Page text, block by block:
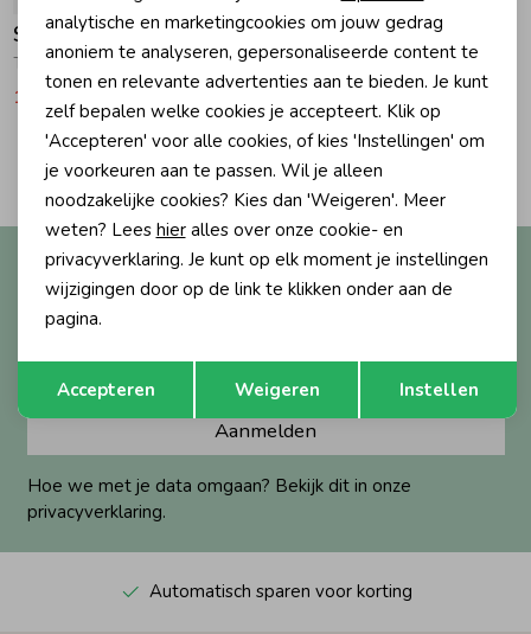
Beenmode
Rompers
Ondergoed
Regenkleding &-laarzen
Zomeraccessoires
Kledingaccessoires
Beenmode
Scotch & Soda Kids
T-shirt Front And Back Artwork Habanero Gold
17,97 35,95
Filters
Altijd als eerste op de hoogte?
Ontvang nieuwe collecties, exclusieve acties én direct
10% korting* op je eerste bestelling.
Aanmelden
Hoe we met je data omgaan? Bekijk dit in onze
privacyverklaring.
Automatisch sparen voor korting
Marketing cookies
Terug Opslaan
analytische en marketingcookies om jouw gedrag
anoniem te analyseren, gepersonaliseerde content te
tonen en relevante advertenties aan te bieden. Je kunt
zelf bepalen welke cookies je accepteert. Klik op
'Accepteren' voor alle cookies, of kies 'Instellingen' om
je voorkeuren aan te passen. Wil je alleen
noodzakelijke cookies? Kies dan 'Weigeren'. Meer
weten? Lees hieralles over onze cookie- en
privacyverklaring. Je kunt op elk moment je instellingen
wijzigingen door op de link te klikken onder aan de
pagina.
Accepteren Weigeren Instellen